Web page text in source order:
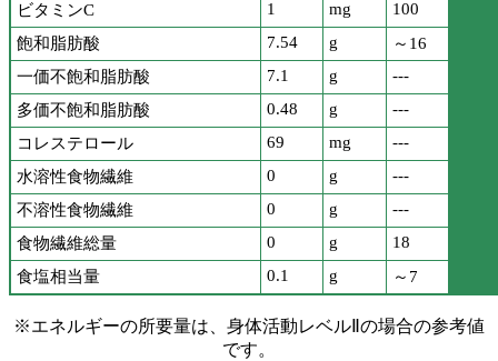
ビタミンC
1 mg
100
飽和脂肪酸
7.54 g
～16
一価不飽和脂肪酸
7.1 g
---
多価不飽和脂肪酸
0.48 g
---
コレステロール
69 mg
---
水溶性食物繊維
0 g
---
不溶性食物繊維
0 g
---
食物繊維総量
0 g
18
食塩相当量
0.1 g ～7
※エネルギーの所要量は、身体活動レベルⅡの場合の参考値
です。